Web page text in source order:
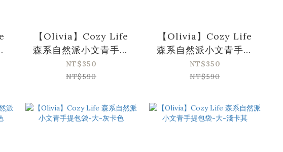
【Olivia】Cozy Life
森系自然派小文青手提
方包袋-小-松竹綠
NT$350
NT$590
【Olivia】Cozy Life
森系自然派小文青手提
方包袋-小-淺咖啡
NT$350
NT$590